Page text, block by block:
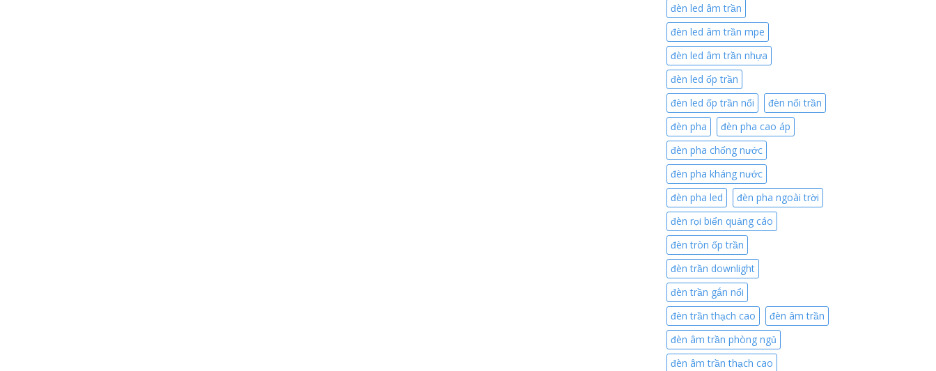
đèn led âm trần
đèn led âm trần mpe
đèn led âm trần nhựa
đèn led ốp trần
đèn led ốp trần nổi
đèn nổi trần
đèn pha
đèn pha cao áp
đèn pha chống nước
đèn pha kháng nước
đèn pha led
đèn pha ngoài trời
đèn rọi biển quảng cáo
đèn tròn ốp trần
đèn trần downlight
đèn trần gắn nổi
đèn trần thạch cao
đèn âm trần
đèn âm trần phòng ngủ
đèn âm trần thạch cao